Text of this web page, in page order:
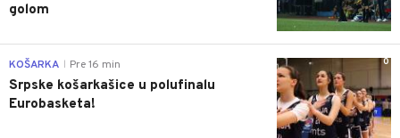
golom
0
KOŠARKA Pre 16 min
Srpske košarkašice u polufinalu
Eurobasketa!